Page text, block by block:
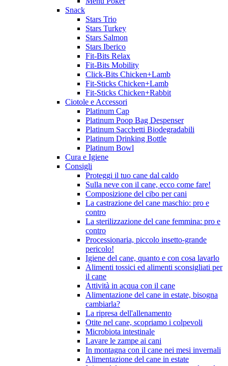
Snack
Stars Trio
Stars Turkey
Stars Salmon
Stars Iberico
Fit-Bits Relax
Fit-Bits Mobility
Click-Bits Chicken+Lamb
Fit-Sticks Chicken+Lamb
Fit-Sticks Chicken+Rabbit
Ciotole e Accessori
Platinum Cap
Platinum Poop Bag Despenser
Platinum Sacchetti Biodegradabili
Platinum Drinking Bottle
Platinum Bowl
Cura e Igiene
Consigli
Proteggi il tuo cane dal caldo
Sulla neve con il cane, ecco come fare!
Composizione del cibo per cani
La castrazione del cane maschio: pro e
contro
La sterilizzazione del cane femmina: pro e
contro
Processionaria, piccolo insetto-grande
pericolo!
Igiene del cane, quanto e con cosa lavarlo
Alimenti tossici ed alimenti sconsigliati per
il cane
Attività in acqua con il cane
Alimentazione del cane in estate, bisogna
cambiarla?
La ripresa dell'allenamento
Otite nel cane, scopriamo i colpevoli
Microbiota intestinale
Lavare le zampe ai cani
In montagna con il cane nei mesi invernali
Alimentazione del cane in estate